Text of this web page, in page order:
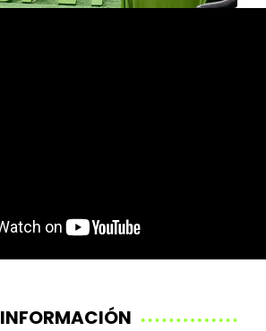
INFORMACIÓN